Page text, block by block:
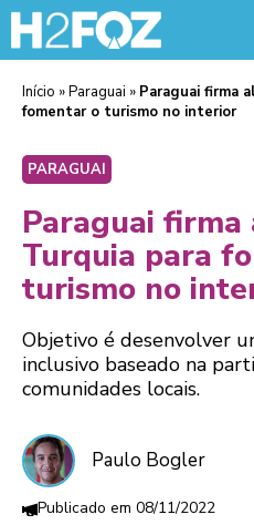
Início »Paraguai » Paraguai firma
fomentar o turismo no interior
PARAGUAI
Paraguai firma
Turquia para
turismo no
Objetivo é desenvolver
inclusivo baseado na
comunidades locais.
Paulo Bogler
08/11/2022